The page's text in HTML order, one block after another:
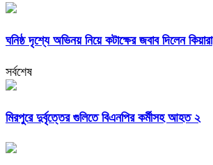
ঘনিষ্ঠ দৃশ্যে অভিনয় নিয়ে কটাক্ষের জবাব দিলেন কিয়ারা
সর্বশেষ
মিরপুরে দুর্বৃত্তের গুলিতে বিএনপির কর্মীসহ আহত ২